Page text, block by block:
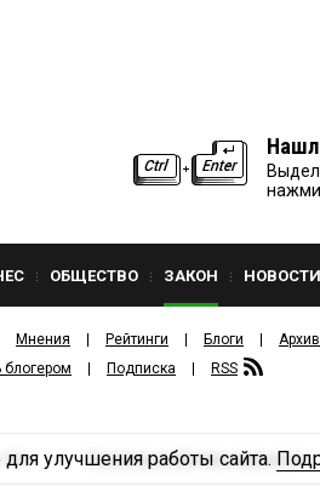
ОБЩЕСТВО ЗАКОН
Мнения Рейтинги Блоги
Архив
блогером Подписка RSS
Политика конфиденциальности
улучшения работы сайта.